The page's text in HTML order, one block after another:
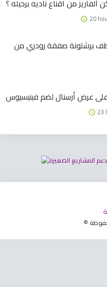
من اقناع ناديه برحيله ؟
20
برشلونة صفقة رودري من
على عرض أرسنال لضم فينيسيوس
23